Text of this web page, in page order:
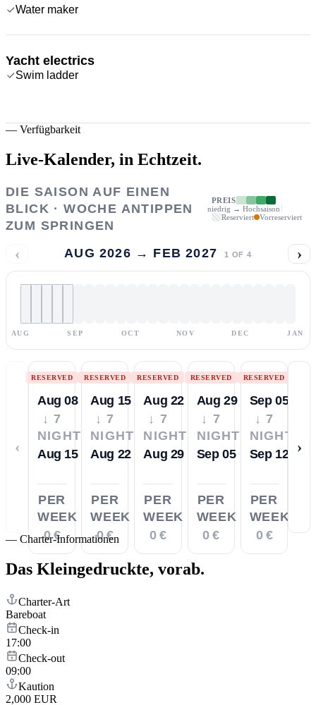
Water maker
Yacht electrics
Swim ladder
— Verfügbarkeit
Live-Kalender, in Echtzeit.
DIE SAISON AUF EINEN
BLICK · WOCHE ANTIPPEN
ZUM SPRINGEN
PREIS
niedrig → Hochsaison
Reserviert
Vorreserviert
‹ AUG 2026 → FEB 2027 1 OF 4 ›
AUG SEP OCT NOV DEC JAN
‹
RESERVED
Aug 08
↓ 7
NIGHTS
Aug 15
PER
WEEK
0 €
RESERVED
Aug 15
↓ 7
NIGHTS
Aug 22
PER
WEEK
0 €
RESERVED
Aug 22
↓ 7
NIGHTS
Aug 29
PER
WEEK
0 €
RESERVED
Aug 29
↓ 7
NIGHTS
Sep 05
PER
WEEK
0 €
RESERVED
Sep 05
↓ 7
NIGHTS
Sep 12
PER
WEEK
0 €
›
— Charter-Informationen
Das Kleingedruckte, vorab.
Charter-Art
Bareboat
Check-in
17:00
Check-out
09:00
Kaution
2,000 EUR